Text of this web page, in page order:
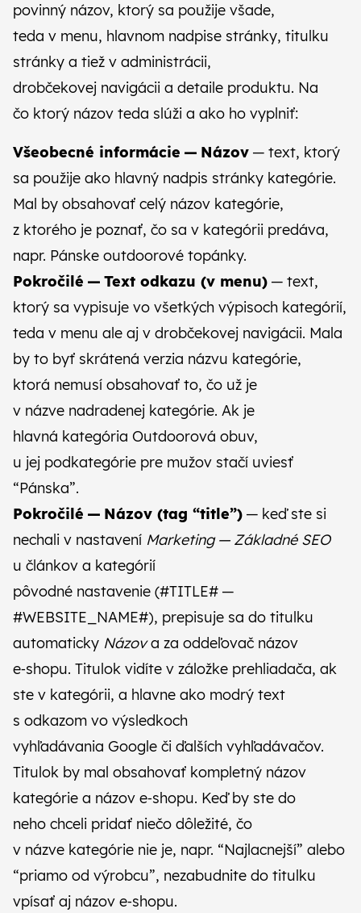
povinný názov, ktorý sa použije všade,
teda v menu, hlavnom nadpise stránky, titulku
stránky a tiež v administrácii,
drobčekovej navigácii a detaile produktu. Na
čo ktorý názov teda slúži a ako ho vyplniť:
Všeobecné informácie — Názov — text, ktorý
sa použije ako hlavný nadpis stránky kategórie.
Mal by obsahovať celý názov kategórie,
z ktorého je poznať, čo sa v kategórii predáva,
napr. Pánske outdoorové topánky.
Pokročilé — Text odkazu (v menu) — text,
ktorý sa vypisuje vo všetkých výpisoch kategórií,
teda v menu ale aj v drobčekovej navigácii. Mala
by to byť skrátená verzia názvu kategórie,
ktorá nemusí obsahovať to, čo už je
v názve nadradenej kategórie. Ak je
hlavná kategória Outdoorová obuv,
u jej podkategórie pre mužov stačí uviesť
“Pánska”.
Pokročilé — Názov (tag “title”) — keď ste si
nechali v nastavení Marketing — Základné SEO
u článkov a kategórií
pôvodné nastavenie (#TITLE# —
#WEBSITE_NAME#), prepisuje sa do titulku
automaticky Názova za oddeľovač názov
e‑shopu. Titulok vidíte v záložke prehliadača, ak
ste v kategórii, a hlavne ako modrý text
s odkazom vo výsledkoch
vyhľadávania Google či ďalších vyhľadávačov.
Titulok by mal obsahovať kompletný názov
kategórie a názov e‑shopu. Keď by ste do
neho chceli pridať niečo dôležité, čo
v názve kategórie nie je, napr. “Najlacnejší” alebo
“priamo od výrobcu”, nezabudnite do titulku
vpísať aj názov e‑shopu.